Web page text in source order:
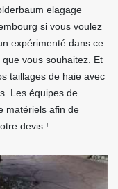
elagage
si vous voulez
expérimenté dans ce
vous souhaitez. Et
taillages de haie avec
Les équipes de
matériels afin de
devis !